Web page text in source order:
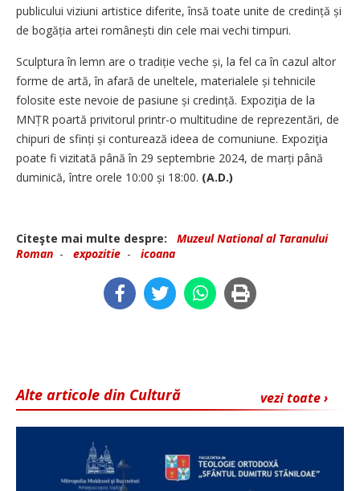
publicului viziuni artistice diferite, însă toate unite de credință și
de bogăția artei românești din cele mai vechi timpuri.
Sculptura în lemn are o tradiție veche și, la fel ca în cazul altor
forme de artă, în afară de uneltele, materialele și tehnicile
folosite este nevoie de pasiune și credință. Expoziţia de la
MNȚR poartă privitorul printr-o multitudine de reprezentări, de
chipuri de sfinți și conturează ideea de comuniune. Expoziţia
poate fi vizitată până în 29 septembrie 2024, de marți până
duminică, între orele 10:00 și 18:00. (A.D.)
Citeşte mai multe despre:
Muzeul National al Taranului
Roman - expozitie - icoana
vezi toate ›
Alte articole din Cultură